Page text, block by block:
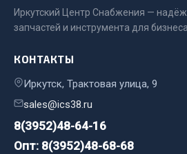
Кольца уплотнительные
Манжеты
Паронит
Патрубки
Прокладки
Рукава высокого давления
Иркутский Центр Снабжения —
запчастей и инструмента для бизнеса
КОНТАКТЫ
Иркутск, Трактовая улица, 9
sales@ics38.ru
8(3952)48-64-16
Опт: 8(3952)48-68-68